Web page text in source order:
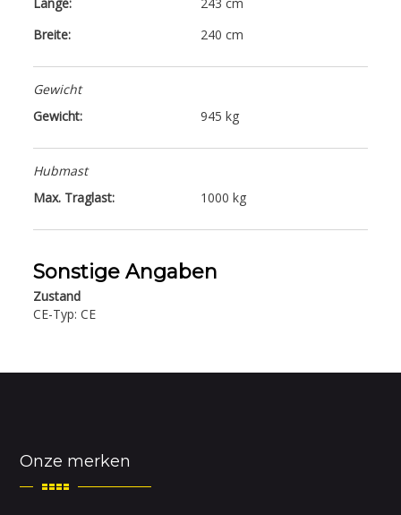
Breite:
240 cm
Gewicht
Gewicht:
945 kg
Hubmast
Max. Traglast:
1000 kg
Sonstige Angaben
Zustand
CE-Typ: CE
Onze merken